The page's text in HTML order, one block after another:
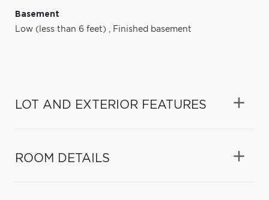
Basement
Low (less than 6 feet) , Finished basement
LOT AND EXTERIOR FEATURES
ROOM DETAILS